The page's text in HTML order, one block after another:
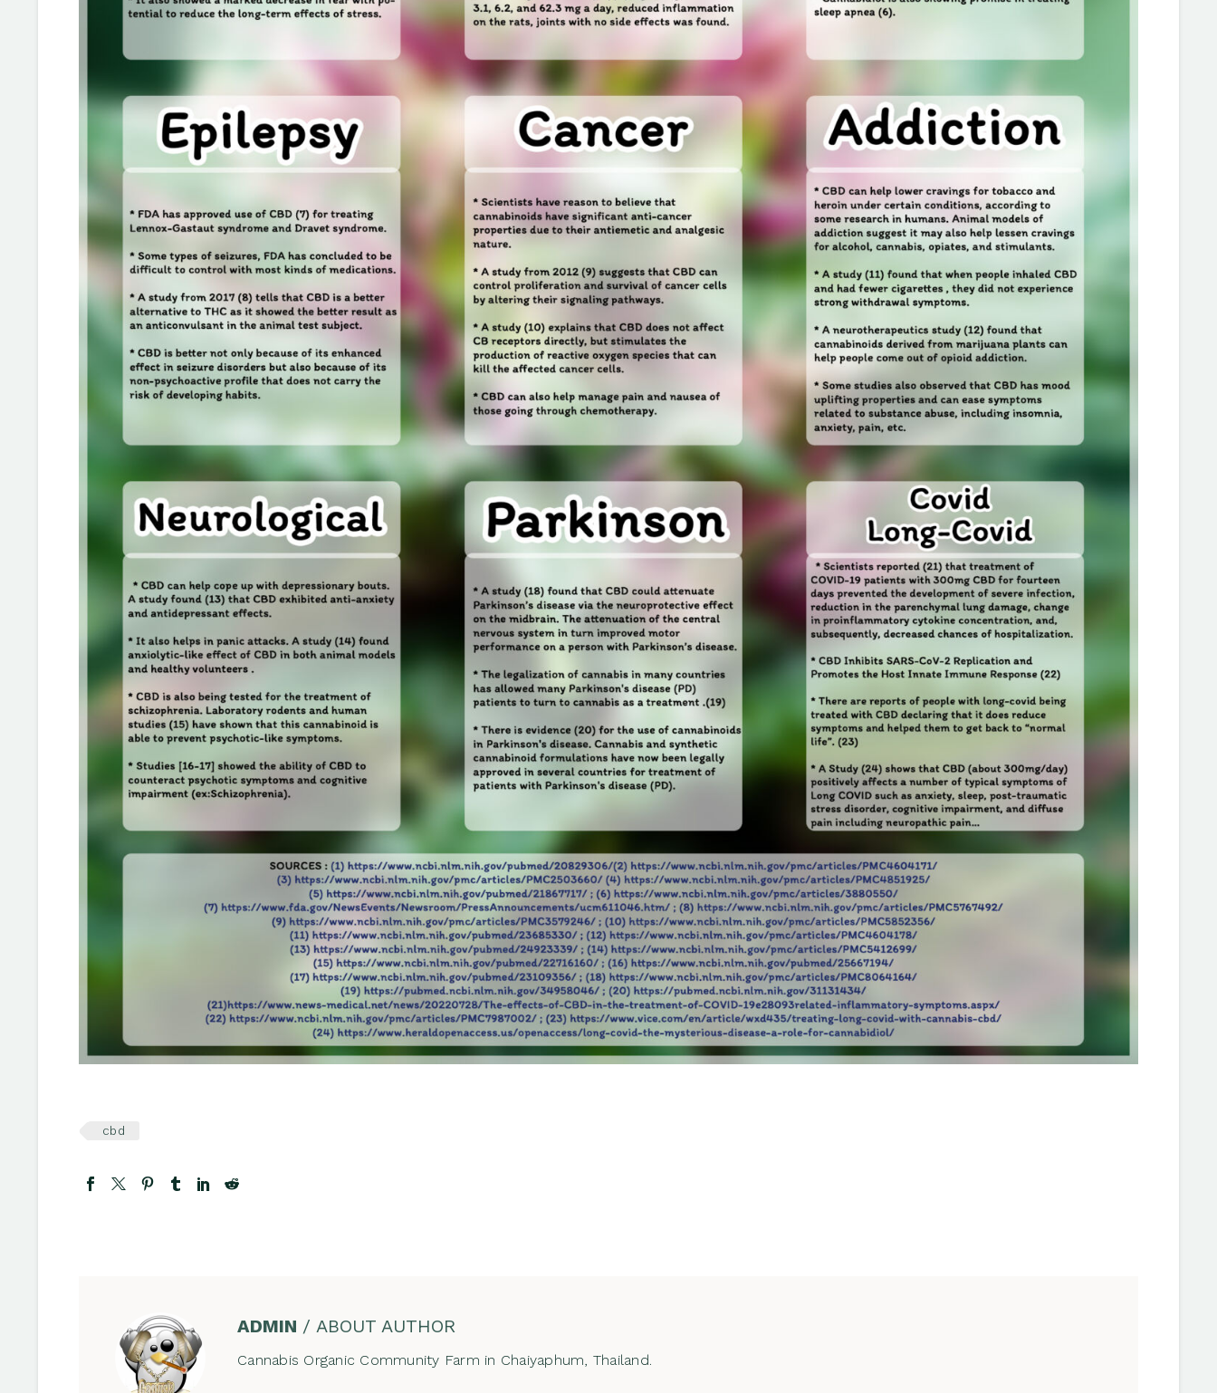
cbd
ADMIN / ABOUT AUTHOR
Cannabis Organic Community Farm in Chaiyaphum, Thailand.